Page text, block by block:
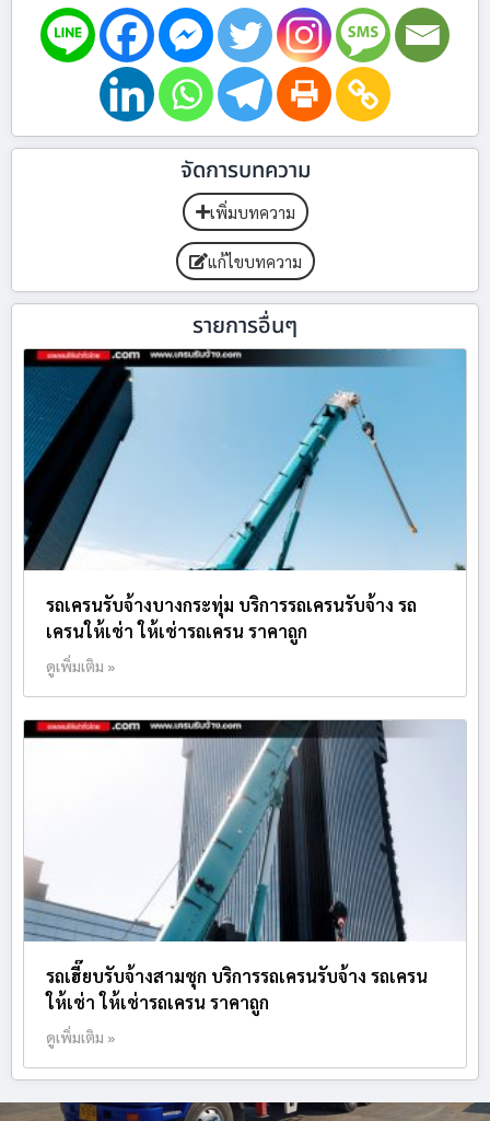
จัดการบทความ
เพิ่มบทความ
แก้ไขบทความ
รายการอื่นๆ
รถเครนรับจ้างบางกระทุ่ม บริการรถเครนรับจ้าง รถ
เครนให้เช่า ให้เช่ารถเครน ราคาถูก
ดูเพิ่มเติม »
รถเฮี๊ยบรับจ้างสามชุก บริการรถเครนรับจ้าง รถเครน
ให้เช่า ให้เช่ารถเครน ราคาถูก
ดูเพิ่มเติม »